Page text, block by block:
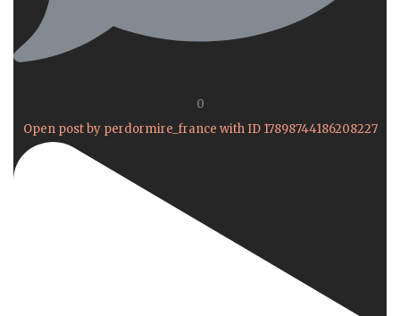
0
Open post by perdormire_france with ID 17898744186208227